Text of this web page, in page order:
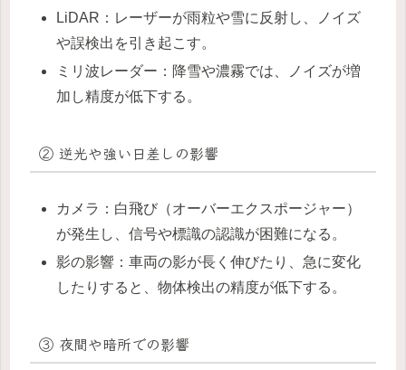
LiDAR：レーザーが雨粒や雪に反射し、ノイズ
や誤検出を引き起こす。
ミリ波レーダー：降雪や濃霧では、ノイズが増
加し精度が低下する。
② 逆光や強い日差しの影響
カメラ：白飛び（オーバーエクスポージャー）
が発生し、信号や標識の認識が困難になる。
影の影響：車両の影が長く伸びたり、急に変化
したりすると、物体検出の精度が低下する。
③ 夜間や暗所での影響